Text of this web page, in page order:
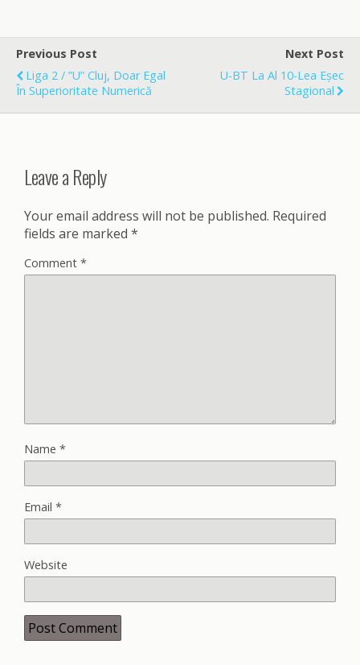
b
o
o
k
l
e
Previous Post
Liga 2 / ”U” Cluj, Doar Egal
În Superioritate Numerică
Next Post
U-BT La Al 10-Lea Eșec
Stagional
Leave a Reply
Your email address will not be published. Required
fields are marked *
Comment *
Name *
Email *
Website